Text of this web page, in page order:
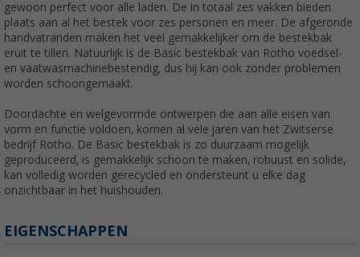
gewoon perfect voor alle laden. De in totaal zes vakken bieden
plaats aan al het bestek voor zes personen en meer. De afgeronde
handvatranden maken het veel gemakkelijker om de bestekbak
eruit te tillen. Natuurlijk is de Basic bestekbak van Rotho voedsel-
en vaatwasmachinebestendig, dus hij kan ook zonder problemen
worden schoongemaakt.
Doordachte en welgevormde ontwerpen die aan alle eisen van
vorm en functie voldoen, komen al vele jaren van het Zwitserse
bedrijf Rotho. De Basic bestekbak is zo duurzaam mogelijk
geproduceerd, is gemakkelijk schoon te maken, robuust en solide,
kan volledig worden gerecycled en ondersteunt u elke dag
onzichtbaar in het huishouden.
EIGENSCHAPPEN